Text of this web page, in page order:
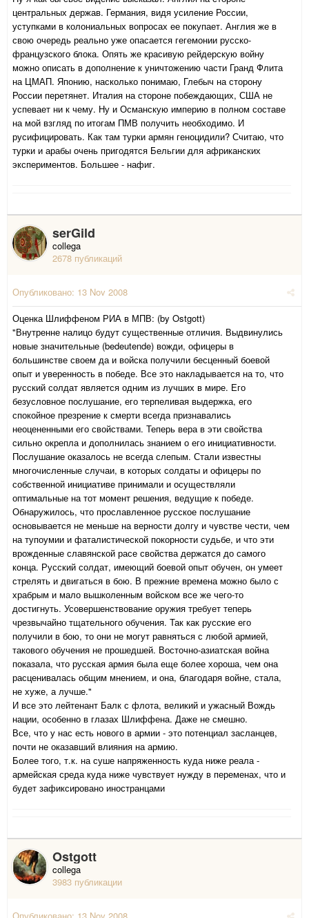
центральных держав. Германия, видя усиление России,
уступками в колониальных вопросах ее покупает. Англия же в
свою очередь реально уже опасается гегемонии русско-
французского блока. Опять же красивую рейдерскую войну
можно описать в дополнение к уничтожению части Гранд Флита
на ЦМАП. Японию, насколько понимаю, Глебыч на сторону
России перетянет. Италия на стороне побеждающих, США не
успевает ни к чему. Ну и Османскую империю в полном составе
на мой взгляд по итогам ПМВ получить необходимо. И
русифицировать. Как там турки армян геноцидили? Считаю, что
турки и арабы очень пригодятся Бельгии для африканских
экспериментов. Большее - нафиг.
serGild
collega
2678 публикаций
Опубликовано: 13 Nov 2008
Оценка Шлиффеном РИА в МПВ: (by Ostgott)
"Внутренне налицо будут существенные отличия. Выдвинулись
новые значительные (bedeutende) вожди, офицеры в
большинстве своем да и войска получили бесценный боевой
опыт и уверенность в победе. Все это накладывается на то, что
русский солдат является одним из лучших в мире. Его
безусловное послушание, его терпеливая выдержка, его
спокойное презрение к смерти всегда признавались
неоцененными его свойствами. Теперь вера в эти свойства
сильно окрепла и дополнилась знанием о его инициативности.
Послушание оказалось не всегда слепым. Стали известны
многочисленные случаи, в которых солдаты и офицеры по
собственной инициативе принимали и осуществляли
оптимальные на тот момент решения, ведущие к победе.
Обнаружилось, что прославленное русское послушание
основывается не меньше на верности долгу и чувстве чести, чем
на тупоумии и фаталистической покорности судьбе, и что эти
врожденные славянской расе свойства держатся до самого
конца. Русский солдат, имеющий боевой опыт обучен, он умеет
стрелять и двигаться в бою. В прежние времена можно было с
храбрым и мало вышколенным войском все же чего-то
достигнуть. Усовершенствование оружия требует теперь
чрезвычайно тщательного обучения. Так как русские его
получили в бою, то они не могут равняться с любой армией,
такового обучения не прошедшей. Восточно-азиатская война
показала, что русская армия была еще более хороша, чем она
расценивалась общим мнением, и она, благодаря войне, стала,
не хуже, а лучше."
И все это лейтенант Балк с флота, великий и ужасный Вождь
нации, особенно в глазах Шлиффена. Даже не смешно.
Все, что у нас есть нового в армии - это потенциал засланцев,
почти не оказавший влияния на армию.
Более того, т.к. на суше напряженность куда ниже реала -
армейская среда куда ниже чувствует нужду в переменах, что и
будет зафиксировано иностранцами
Ostgott
collega
3983 публикации